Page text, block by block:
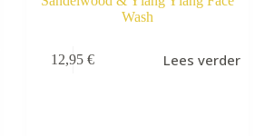
Wash
12,95€ Lees verder